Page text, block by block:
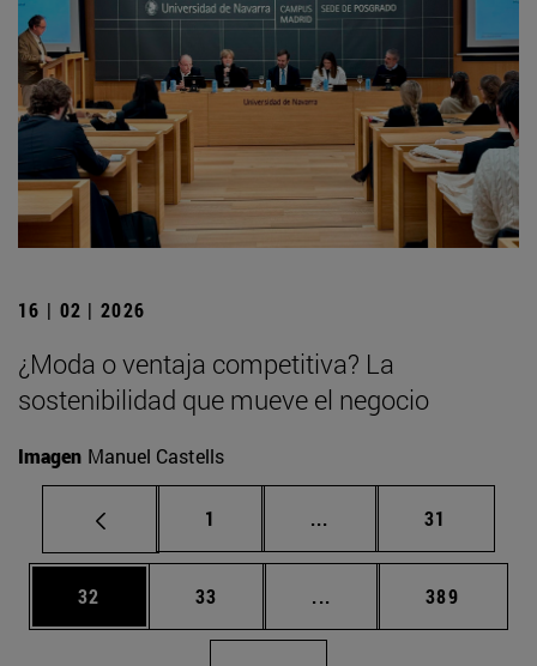
16 | 02 | 2026
¿Moda o ventaja competitiva? La
sostenibilidad que mueve el negocio
Imagen Manuel Castells
Página
1 ... Páginas intermedias
Página
31
Página
32 Página
33 ... Páginas intermedias
Página
389